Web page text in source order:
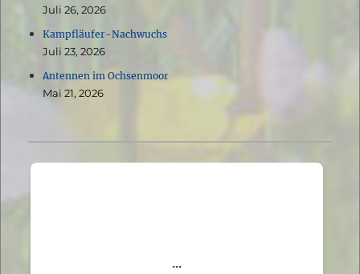
Juli 26, 2026
Kampfläufer-Nachwuchs
Juli 23, 2026
Antennen im Ochsenmoor
Mai 21, 2026